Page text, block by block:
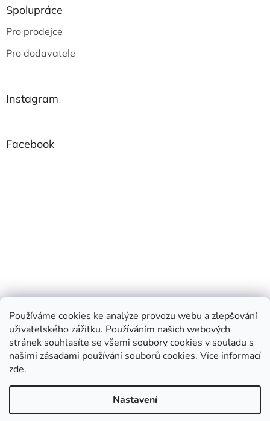
Používáme cookies ke analýze provozu webu a zlepšování
uživatelského zážitku. Používáním našich webových
stránek souhlasíte se všemi soubory cookies v souladu s
našimi zásadami používání souborů cookies. Více informací
zde.
Nastavení
Spolupráce
Pro prodejce
Pro dodavatele
Instagram
Facebook